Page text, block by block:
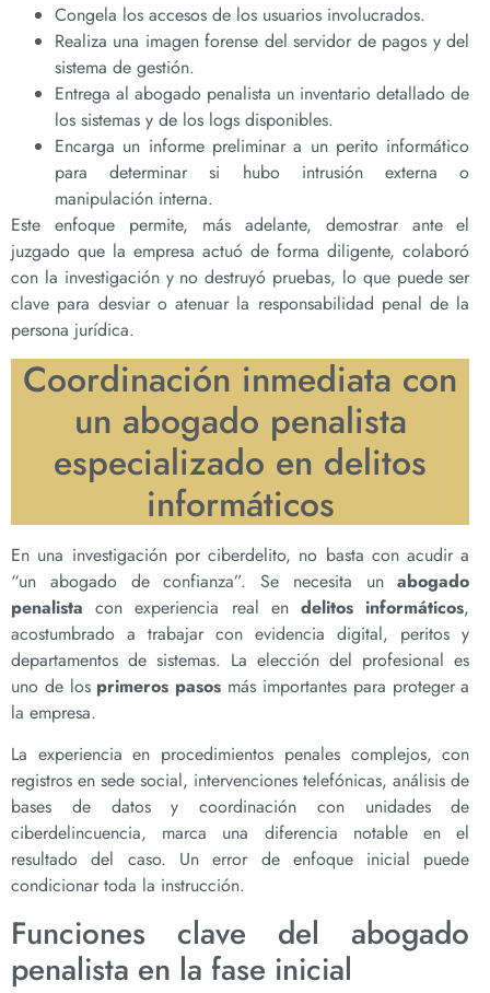
Congela los accesos de los usuarios involucrados.
Realiza una imagen forense del servidor de pagos y del
sistema de gestión.
Entrega al abogado penalista un inventario detallado de
los sistemas y de los logs disponibles.
Encarga un informe preliminar a un perito informático
para determinar si hubo intrusión externa o
manipulación interna.
Este enfoque permite, más adelante, demostrar ante el
juzgado que la empresa actuó de forma diligente, colaboró
con la investigación y no destruyó pruebas, lo que puede ser
clave para desviar o atenuar la responsabilidad penal de la
persona jurídica.
Coordinación inmediata con
un abogado penalista
especializado en delitos
informáticos
En una investigación por ciberdelito, no basta con acudir a
“un abogado de confianza”. Se necesita unabogado
penalista con experiencia real endelitos informáticos,
acostumbrado a trabajar con evidencia digital, peritos y
departamentos de sistemas. La elección del profesional es
uno de los primeros pasos más importantes para proteger a
la empresa.
La experiencia en procedimientos penales complejos, con
registros en sede social, intervenciones telefónicas, análisis de
bases de datos y coordinación con unidades de
ciberdelincuencia, marca una diferencia notable en el
resultado del caso. Un error de enfoque inicial puede
condicionar toda la instrucción.
Funciones clave del abogado
penalista en la fase inicial